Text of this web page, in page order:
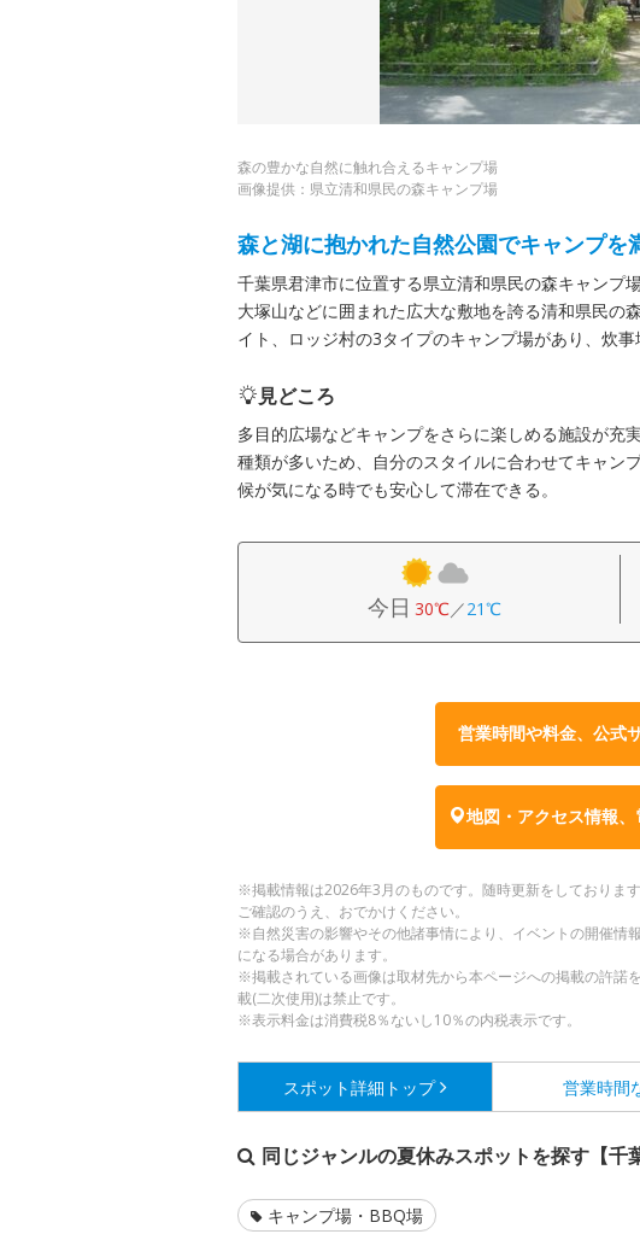
森の豊かな自然に触れ合えるキャンプ場
画像提供：県立清和県民の森キャンプ場
森と湖に抱かれた自然公園でキャンプを
千葉県君津市に位置する県立清和県民の森キャンプ
大塚山などに囲まれた広大な敷地を誇る清和県民の
イト、ロッジ村の3タイプのキャンプ場があり、炊
見どころ
多目的広場などキャンプをさらに楽しめる施設が充
種類が多いため、自分のスタイルに合わせてキャン
候が気になる時でも安心して滞在できる。
今日 30℃／21℃
営業時間や料金、公式
地図・アクセス情報
※掲載情報は2026年3月のものです。随時更新をしておりま
ご確認のうえ、おでかけください。
※自然災害の影響やその他諸事情により、イベントの開催情
になる場合があります。
※掲載されている画像は取材先から本ページへの掲載の許諾
載(二次使用)は禁止です。
※表示料金は消費税8％ないし10％の内税表示です。
スポット詳細 トップ 営業時間
同じジャンルの夏休みスポットを探す【千
キャンプ場・BBQ場